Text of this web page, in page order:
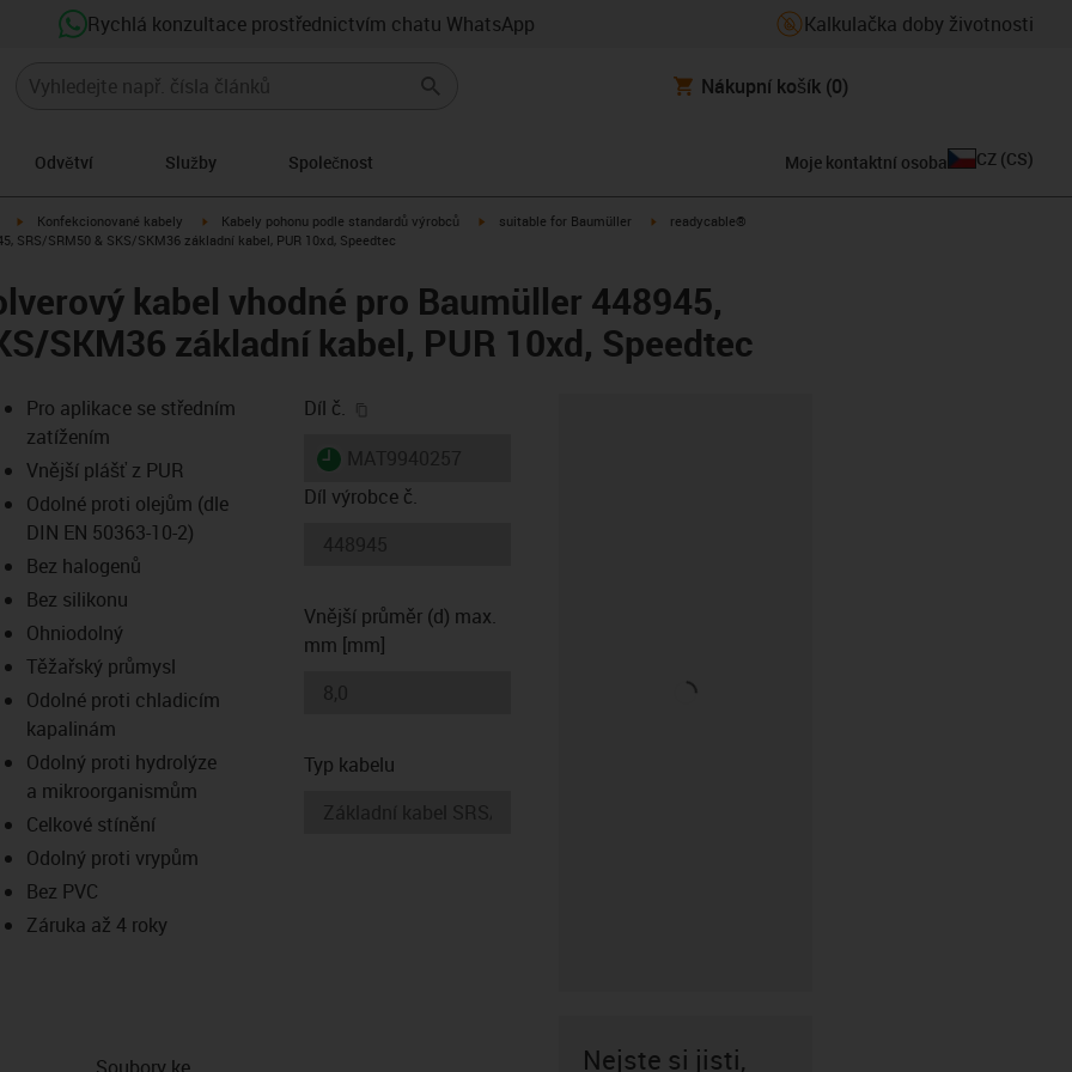
Rychlá konzultace prostřednictvím chatu WhatsApp Kalkulačka doby životnosti
Nákupní košík (0)
Odvětví Služby Společnost Moje kontaktní osoba CZ (CS)
igus-icon-arrow-right
Konfekcionované kabely igus-icon-arrow-right
Kabely pohonu podle standardů výrobců igus-icon-arrow-right
suitable for Baumüller igus-icon-arrow-right
readycable®
SRS/SRM50 & SKS/SKM36 základní kabel, PUR 10xd, Speedtec
kabel vhodné pro Baumüller 448945,
SKM36 základní kabel, PUR 10xd, Speedtec
icon-lupe
icon-lupe
Pro aplikace se středním
zatížením
Vnější plášť z PUR
Odolné proti olejům (dle
DIN EN 50363-10-2)
Bez halogenů
Bez silikonu
Ohniodolný
Těžařský průmysl
Odolné proti chladicím
kapalinám
Odolný proti hydrolýze
a mikroorganismům
Celkové stínění
Odolný proti vrypům
Bez PVC
Záruka až 4 roky
Díl č.
igus-icon-lieferzeit
Díl výrobce č.
Vnější průměr (d) max.
mm [mm]
Typ kabelu
Soubory ke
Nejste si jisti,